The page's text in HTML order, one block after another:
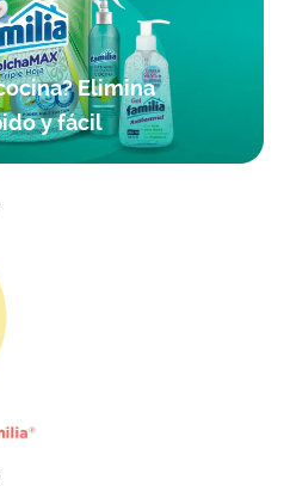
Elimina
y fácil